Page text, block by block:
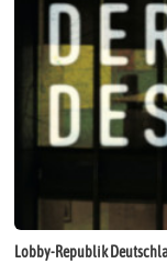
Lobby-Republik